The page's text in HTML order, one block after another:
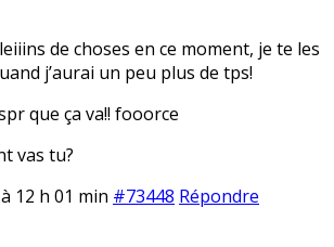
de choses en ce moment, je te les
j’aurai un peu plus de tps!
que ça va!! fooorce
vas tu?
12 h 01 min #73448 Répondre